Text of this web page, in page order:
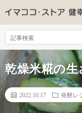
乾燥米糀の
2022.10.17 発酵レ